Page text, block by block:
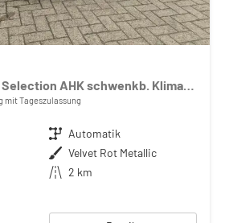
1.0 TSI 115PS DSG Selection AHK schwenkb. Klimaautomatik Sitzheizung PDC Rückf.Kamera Apple CarPlay Android Auto
mit Tageszulassung
Getriebe Automatik
Außenfarbe Velvet Rot Metallic
Kilometerstand 2 km